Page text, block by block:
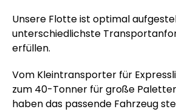
Unsere Flotte ist optimal
unterschiedlichste
erfüllen.
Vom Kleintransporter für
zum 40-Tonner für große
haben das passende Fahrzeug